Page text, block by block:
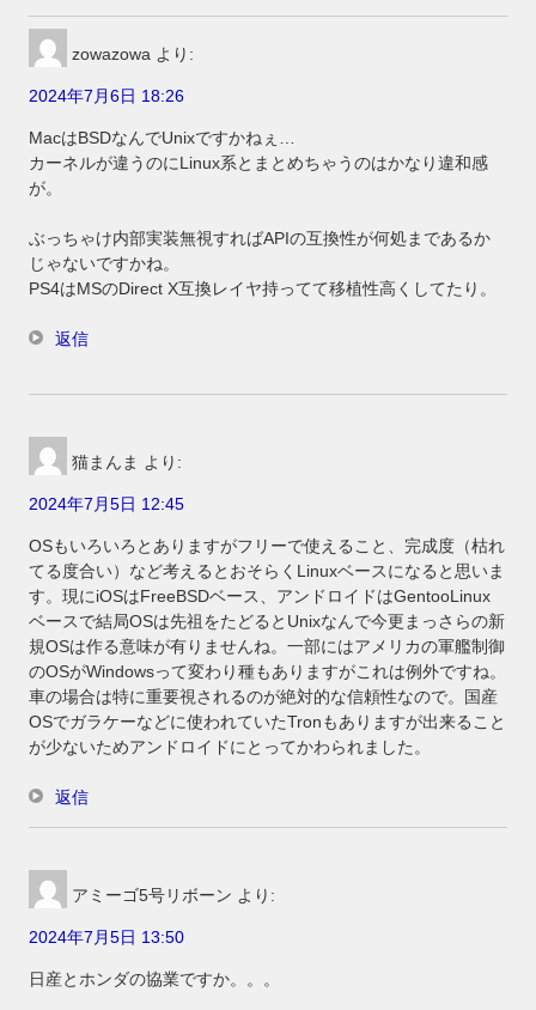
zowazowa より:
2024年7月6日 18:26
MacはBSDなんでUnixですかねぇ…
カーネルが違うのにLinux系とまとめちゃうのはかなり違和感
が。
ぶっちゃけ内部実装無視すればAPIの互換性が何処まであるか
じゃないですかね。
PS4はMSのDirect X互換レイヤ持ってて移植性高くしてたり。
返信
猫まんま より:
2024年7月5日 12:45
OSもいろいろとありますがフリーで使えること、完成度（枯れ
てる度合い）など考えるとおそらくLinuxベースになると思いま
す。現にiOSはFreeBSDベース、アンドロイドはGentooLinux
ベースで結局OSは先祖をたどるとUnixなんで今更まっさらの新
規OSは作る意味が有りませんね。一部にはアメリカの軍艦制御
のOSがWindowsって変わり種もありますがこれは例外ですね。
車の場合は特に重要視されるのが絶対的な信頼性なので。国産
OSでガラケーなどに使われていたTronもありますが出来ること
が少ないためアンドロイドにとってかわられました。
返信
アミーゴ5号リボーン より:
2024年7月5日 13:50
日産とホンダの協業ですか。。。